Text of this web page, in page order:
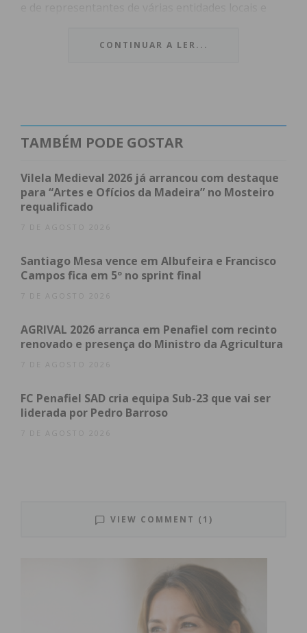
CCDR-N e de Ana Abrunhosa, a ministra da Coesão
Lousada, a nova marca pretende ser “forte e
junto dos investidores e da população”.
“Com esta marca pretendemos explorar esta
identidade que existe neste território, porque,
que haver unidade. Essa unidade sente-se e isso é
muito importante nos conselhos intermunicipais”,
municípios que compõem a CIM Tâmega e Sousa
em várias matérias, “mesmo nas mais difíceis”.
Aproveitando a presença da ministra Ana
Abrunhosa na cerimónia, Pedro Machado pediu
que “acarinhe o território do Tâmega e Sousa e
preciso apoiar o investimento e de fixar e manter
apontou esta nova marca como “uma oportunidade
do território se dar a conhecer e uma forma de se
CONTINUAR A LER...
TAMBÉM PODE GOSTAR
Vilela Medieval 2026 já arrancou com destaque
para “Artes e Ofícios da Madeira” no Mosteiro
requalificado
7 DE AGOSTO 2026
Santiago Mesa vence em Albufeira e Francisco
Campos fica em 5º no sprint final
7 DE AGOSTO 2026
AGRIVAL 2026 arranca em Penafiel com recinto
renovado e presença do Ministro da Agricultura
7 DE AGOSTO 2026
FC Penafiel SAD cria equipa Sub-23 que vai ser
liderada por Pedro Barroso
7 DE AGOSTO 2026
VIEW COMMENT (1)